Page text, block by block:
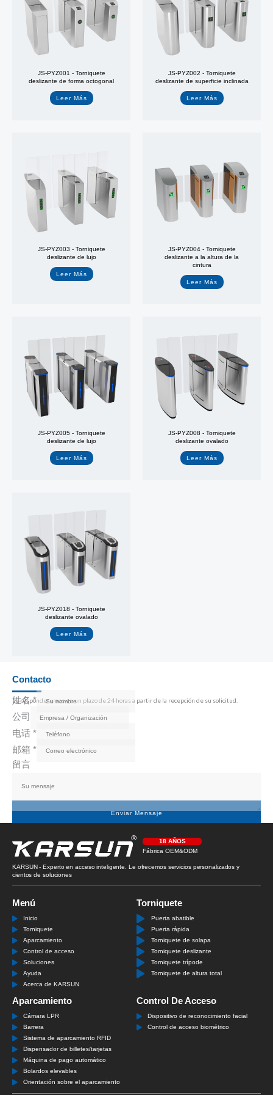
JS-PYZ001 - Torniquete
deslizante de forma octogonal
Leer Más
JS-PYZ002 - Torniquete
deslizante de superficie inclinada
Leer Más
JS-PYZ003 - Torniquete
deslizante de lujo
Leer Más
JS-PYZ004 - Torniquete
deslizante a la altura de la
cintura
Leer Más
JS-PYZ005 - Torniquete
deslizante de lujo
Leer Más
JS-PYZ008 - Torniquete
deslizante ovalado
Leer Más
JS-PYZ018 - Torniquete
deslizante ovalado
Leer Más
Contacto
Le responderemos en un plazo de 24 horas a partir de la recepción de su solicitud.
姓名*
公司
电话 *
邮箱 *
留言
Enviar Mensaje
18 AÑOS
Fábrica OEM&ODM
KARSUN - Experto en acceso inteligente. Le ofrecemos servicios personalizados y
cientos de soluciones
Menú
Inicio
Torniquete
Aparcamiento
Control de acceso
Soluciones
Ayuda
Acerca de KARSUN
Torniquete
Puerta abatible
Puerta rápida
Torniquete de solapa
Torniquete deslizante
Torniquete trípode
Torniquete de altura total
Aparcamiento
Cámara LPR
Barrera
Sistema de aparcamiento RFID
Dispensador de billetes/tarjetas
Máquina de pago automático
Bolardos elevables
Orientación sobre el aparcamiento
Control De Acceso
Dispositivo de reconocimiento facial
Control de acceso biométrico